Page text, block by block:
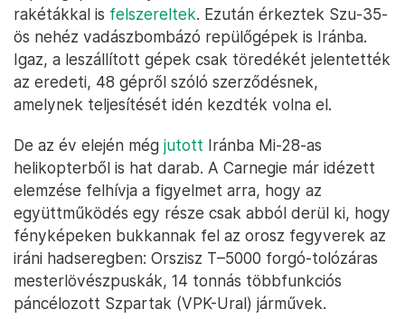
rakétákkal is felszereltek. Ezután érkeztek Szu-35-
ös nehéz vadászbombázó repülőgépek is Iránba.
Igaz, a leszállított gépek csak töredékét jelentették
az eredeti, 48 gépről szóló szerződésnek,
amelynek teljesítését idén kezdték volna el.
De az év elején még jutott Iránba Mi-28-as
helikopterből is hat darab. A Carnegie már idézett
elemzése felhívja a figyelmet arra, hogy az
együttműködés egy része csak abból derül ki, hogy
fényképeken bukkannak fel az orosz fegyverek az
iráni hadseregben: Orszisz T–5000 forgó-tolózáras
mesterlövészpuskák, 14 tonnás többfunkciós
páncélozott Szpartak (VPK-Ural) járművek.